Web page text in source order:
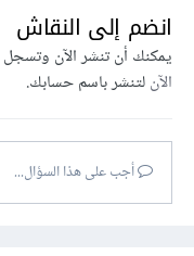
انضم إلى النقاش
يمكنك أن تنشر الآن
الآنلتنشر باسم حسابك.
أجب على هذا السؤال...